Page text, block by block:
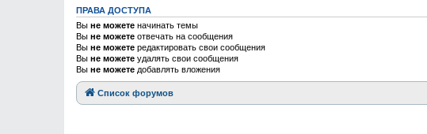
ПРАВА ДОСТУПА
Вы не можете начинать темы
Вы не можете отвечать на сообщения
Вы не можете редактировать свои сообщения
Вы не можете удалять свои сообщения
Вы не можете добавлять вложения
Список форумов